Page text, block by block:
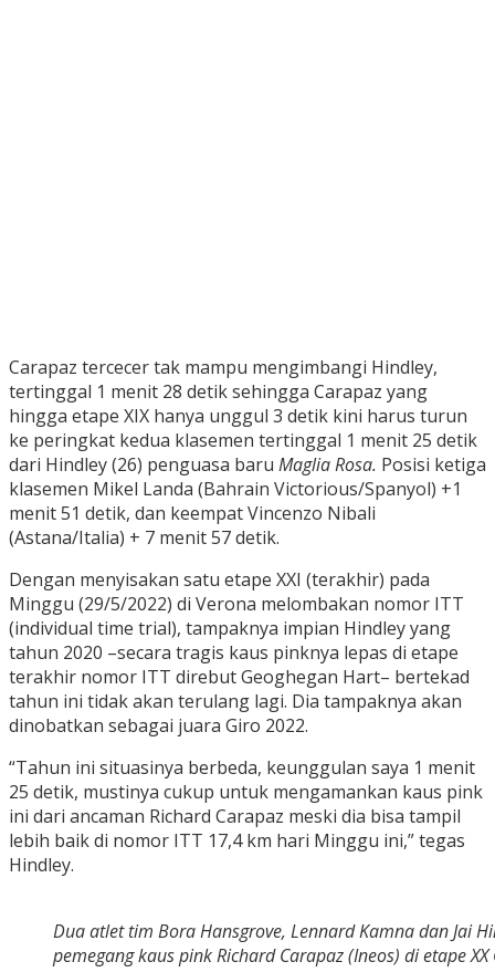
Carapaz tercecer tak mampu mengimbangi Hindley,
tertinggal 1 menit 28 detik sehingga Carapaz yang
hingga etape XIX hanya unggul 3 detik kini harus turun
ke peringkat kedua klasemen tertinggal 1 menit 25 detik
dari Hindley (26) penguasa baru Maglia Rosa. Posisi ketiga
klasemen Mikel Landa (Bahrain Victorious/Spanyol) +1
menit 51 detik, dan keempat Vincenzo Nibali
(Astana/Italia) + 7 menit 57 detik.
Dengan menyisakan satu etape XXI (terakhir) pada
Minggu (29/5/2022) di Verona melombakan nomor ITT
(individual time trial), tampaknya impian Hindley yang
tahun 2020 –secara tragis kaus pinknya lepas di etape
terakhir nomor ITT direbut Geoghegan Hart– bertekad
tahun ini tidak akan terulang lagi. Dia tampaknya akan
dinobatkan sebagai juara Giro 2022.
“Tahun ini situasinya berbeda, keunggulan saya 1 menit
25 detik, mustinya cukup untuk mengamankan kaus pink
ini dari ancaman Richard Carapaz meski dia bisa tampil
lebih baik di nomor ITT 17,4 km hari Minggu ini,” tegas
Hindley.
Dua atlet tim Bora Hansgrove, Lennard Kamna dan Jai
pemegang kaus pink Richard Carapaz (Ineos) di etape